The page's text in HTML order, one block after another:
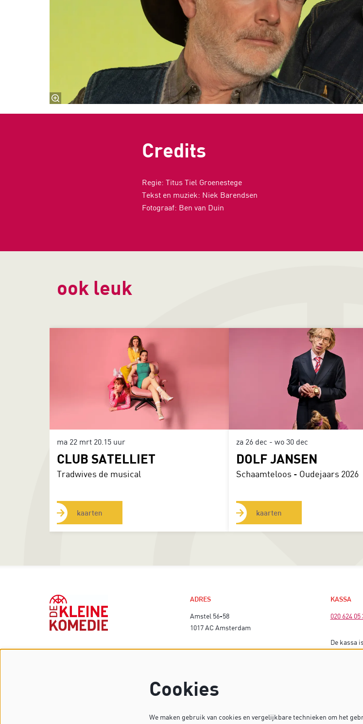
Credits
Regie: Titus Tiel Groenestege
Tekst en muziek: Niek Barendsen
Fotograaf: Ben van Duin
ook leuk
CLUB SATELLIET
Tradwives de musical
ma 22 mrt 20.15 uur
kaarten
DOLF JANSEN
Schaamteloos - Oudejaars 2026
za 26 dec -wo 30 dec
kaarten
ADRES
Amstel 56-58
1017 AC Amsterdam
TECHNIEK
KASSA
020 624 05
De kassa
Cookies
We maken gebruik van cookies en vergelijkbare technieken om het